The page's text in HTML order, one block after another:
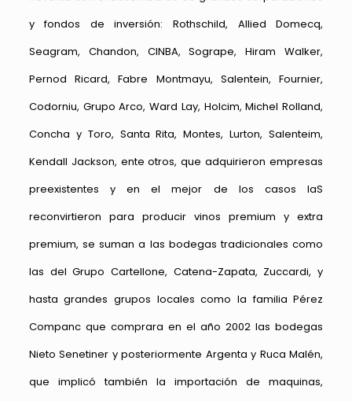
y fondos de inversión: Rothschild, Allied Domecq,
Seagram, Chandon, CINBA, Sogrape, Hiram Walker,
Pernod Ricard, Fabre Montmayu, Salentein, Fournier,
Codorniu, Grupo Arco, Ward Lay, Holcim, Michel Rolland,
Concha y Toro, Santa Rita, Montes, Lurton, Salenteim,
Kendall Jackson, ente otros, que adquirieron empresas
preexistentes y en el mejor de los casos laS
reconvirtieron para producir vinos premium y extra
premium, se suman a las bodegas tradicionales como
las del Grupo Cartellone, Catena-Zapata, Zuccardi, y
hasta grandes grupos locales como la familia Pérez
Companc que comprara en el año 2002 las bodegas
Nieto Senetiner y posteriormente Argenta y Ruca Malén,
que implicó también la importación de maquinas,